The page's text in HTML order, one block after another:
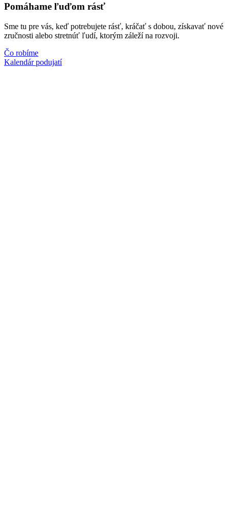
Pomáhame ľuďom rásť
Sme tu pre vás, keď potrebujete rásť, kráčať s dobou, získavať nové
zručnosti alebo stretnúť ľudí, ktorým záleží na rozvoji.
Čo robíme
Kalendár podujatí